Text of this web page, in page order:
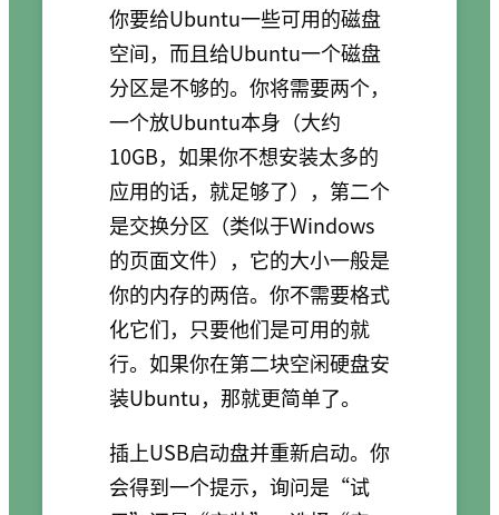
你要给Ubuntu一些可用的磁盘
空间，而且给Ubuntu一个磁盘
分区是不够的。你将需要两个，
一个放Ubuntu本身（大约
10GB，如果你不想安装太多的
应用的话，就足够了），第二个
是交换分区（类似于Windows
的页面文件），它的大小一般是
你的内存的两倍。你不需要格式
化它们，只要他们是可用的就
行。如果你在第二块空闲硬盘安
装Ubuntu，那就更简单了。
插上USB启动盘并重新启动。你
会得到一个提示，询问是“试